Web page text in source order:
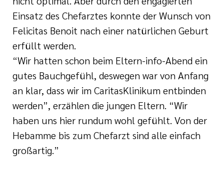
Einsatz des Chefarztes konnte der Wunsch von
Felicitas Benoit nach einer natürlichen Geburt
erfüllt werden.
“Wir hatten schon beim Eltern-info-Abend ein
gutes Bauchgefühl, deswegen war von Anfang
an klar, dass wir im CaritasKlinikum entbinden
werden”, erzählen die jungen Eltern. “Wir
haben uns hier rundum wohl gefühlt. Von der
Hebamme bis zum Chefarzt sind alle einfach
großartig.”